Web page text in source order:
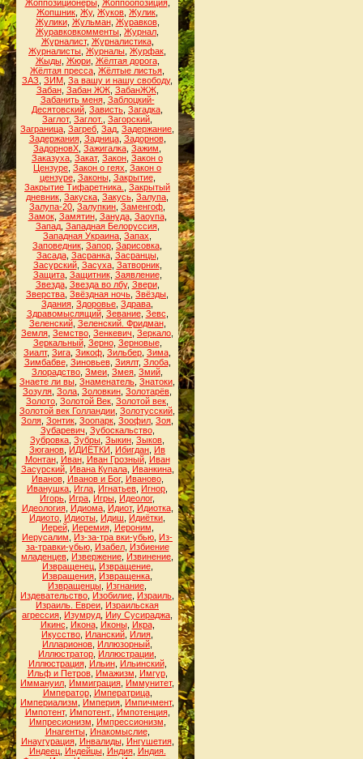
Жоппозиционеры, Жоппоопозиция,
Жопшник Жу, Жуков Жулик
Жулики, Жульман, Журавков,
Журавковкомменты Журнал
Журналист, Журналистика,
Журналисты Журналы Журфак
Жыды, Жюри, Жёлтая дорога,
Жёлтая пресса Жёлтые листья
ЗАЗ ЗИМ За вашу и нашу свободу,
Забан, Забан ЖЖ, ЗабанЖЖ,
Забанить меня, Заблоцкий-
Десятовский Зависть Загадка
Заглот, Заглот. Загорский
Заграница Загреб Зад Задержание
Задержания, Задница, Задорнов,
ЗадорновХ Зажигалка Зажим
Заказуха Закат, Закон Закон о
Цензуре Закон о геях Закон о
цензуре, Законы, Закрытие,
Закрытие Тифаретника.
Закрытый
дневник Закуска Закусь Залупа
Залупа-20 Залупкин Заменгоф
Замок, Замятин, Зануда, Заоупа,
Запад, Западная Белоруссия,
Западная Украина Запах
Заповедник Запор Зарисовка
Засада, Засранка, Засранцы,
Засурский, Засуха, Затворник,
Защита, Защитник, Заявление,
Звезда, Звезда во лбу, Звери,
Зверства Звёздная ночь Звёзды
Здания Здоровье Здрава
Здравомыслящий, Зевание, Зевс
Зеленский, Зеленский. Фридман,
Земля Земство Зенкевич Зеркало
Зеркальный, Зерно, Зерновые,
Зиалт, Зига Зикоф Зильбер Зима
Зимбабве, Зиновьев, Зиялт, Злоба,
Злорадство Змеи Змея Змий
Знаете ли вы Знаменатель Знатоки
Зозуля Зола Золовкин Золотарёв
Золото Золотой Век Золотой век
Золотой век Голландии Золотусский
Золя Зонтик Зоопарк Зоофил Зоя
Зубаревич Зубоскальство,
Зубровка Зубры Зыкин Зыков
Зюганов ИДИЁТКИ Ибигдан Ив
Монтан, Иван, Иван Грозный, Иван
Засурский, Ивана Купала, Иванкина,
Иванов, Иванов и Бог, Иваново,
Иванушка Игла Игнатьев Игнор
Игорь Игра Игры Идеолог,
Идеология, Идиома, Идиот, Идиотка,
Идиото Идиоты Идиш Идиётки
Иерей, Иеремия, Иероним
Иерусалим
Из-за-тра вки-убью Из-
за-травки-убью, Изабел, Избиение
младенцев Извержение Извинение
Извращенец, Извращение,
Извращения Извращенка
Извращенцы Изгнание
Издевательство Изобилие Израиль
Израиль. Евреи Израильская
агрессия Изумруд Ииу Сусираджа
Икинс
Икона, Иконы, Икра,
Икусство Иланский Илия
Илларионов Иллюзорный
Иллюстратор Иллюстрации
Иллюстрация, Ильин, Ильинский,
Ильф и Петров, Имажизм Имгур,
Иммануил Иммиграция Иммунитет,
Император, Императрица,
Империализм
Империя Импичмент,
Импотент, Импотент. Импотенция,
Импресионизм
Импрессионизм
Инагенты, Инакомыслие,
Инаугурация, Инвалиды, Ингушетия,
Индеец, Индейцы, Индия, Индия.